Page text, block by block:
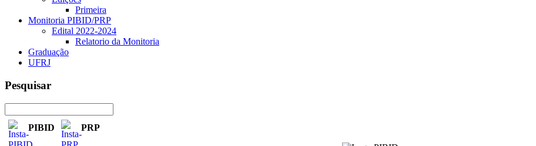
Primeira
Monitoria PIBID/PRP
Edital 2022-2024
Relatorio da Monitoria
Graduação
UFRJ
Pesquisar
PIBID PRP